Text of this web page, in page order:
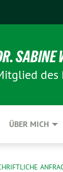
SABINE
des
ÜBER MICH